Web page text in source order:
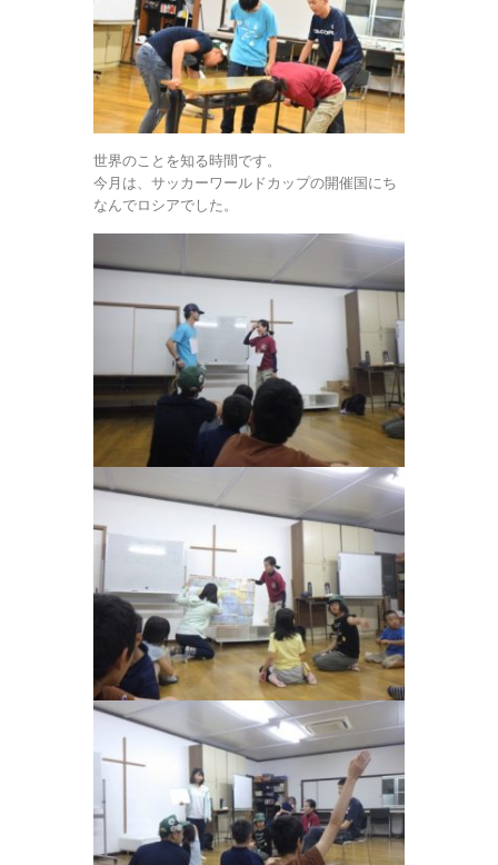
世界のことを知る時間です。
今月は、サッカーワールドカップの開催国にち
なんでロシアでした。